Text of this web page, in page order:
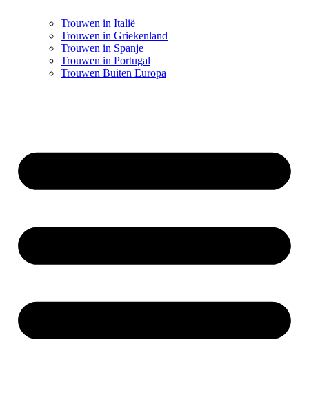
Trouwen in Italië
Trouwen in Griekenland
Trouwen in Spanje
Trouwen in Portugal
Trouwen Buiten Europa